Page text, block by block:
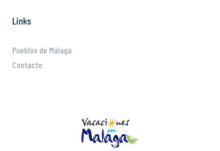
Links
Pueblos de Málaga
Contacto